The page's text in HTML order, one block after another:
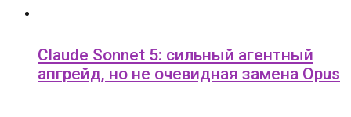
Claude Sonnet 5: сильный агентный
апгрейд, но не очевидная замена Opus